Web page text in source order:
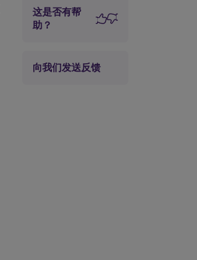
这是否有帮
助？
向我们发送反馈